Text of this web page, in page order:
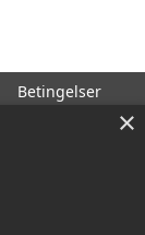
Betingelser
×